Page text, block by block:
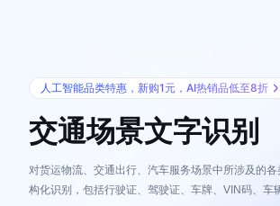
人工智能品类特惠，新购1元，AI热销品低至8折
交通场景文字识别
对货运物流、交通出行、汽车服务场景中所涉及的
构化识别，包括行驶证、驾驶证、车牌、VIN码、车